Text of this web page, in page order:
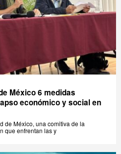
México 6 medidas
económico y social en
de México, una comitiva de la
que enfrentan las y